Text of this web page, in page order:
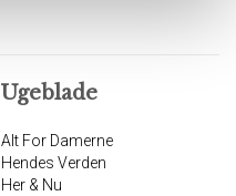
Ugeblade
Alt For Damerne
Hendes Verden
Her & Nu